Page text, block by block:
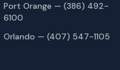
Port Orange — (386) 492-
6100
Orlando — (407) 547-1105